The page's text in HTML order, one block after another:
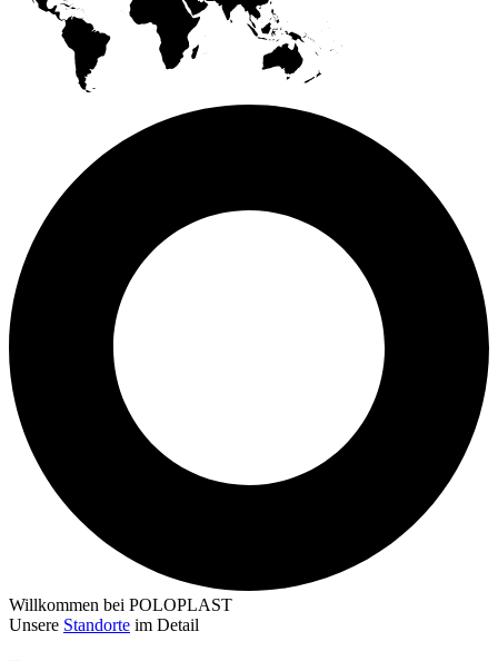
Willkommen bei POLOPLAST
Unsere Standorte im Detail